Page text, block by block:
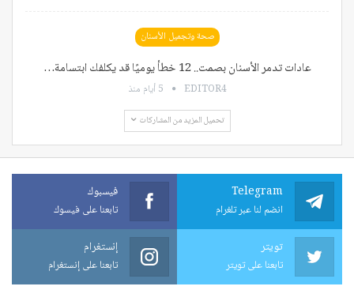
صحة وتجميل الأسنان
عادات تدمر الأسنان بصمت.. 12 خطأ يوميًا قد يكلفك ابتسامة…
EDITOR4 5 أيام منذ
تحميل المزيد من المشاركات
Telegram
انضم لنا عبر تلغرام
فيسبوك
تابعنا على فيسوك
تويتر
تابعنا على تويتر
إنستغرام
تابعنا على إنستغرام